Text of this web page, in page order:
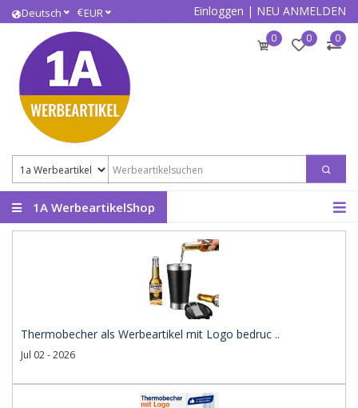
Deutsch €EUR Einloggen | NEU ANMELDEN
0 0 0
1A WerbeartikelShop
Thermobecher als Werbeartikel mit Logo bedruc ..
Jul 02 - 2026